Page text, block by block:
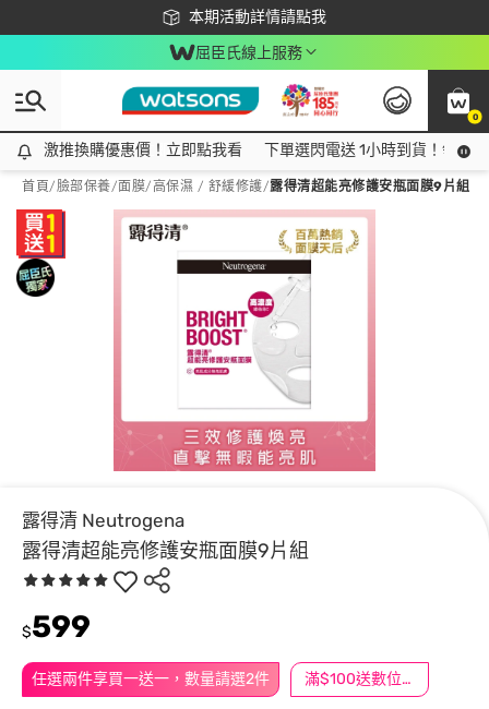
本期活動詳情請點我
下載app最高回饋$350
屈臣氏線上服務
0
激推換購優惠價！立即點我看
激推換購優惠價！立即點我看 下單選閃電送 1小時到貨！領神
首頁/臉部保養/面膜/ 高保濕 / 舒緩修護/露得清超能亮修護安瓶面膜9片組
露得清 Neutrogena
露得清超能亮修護安瓶面膜9片組
任選兩件享買一送一，數量請選2件 滿$100送數位印花
$599